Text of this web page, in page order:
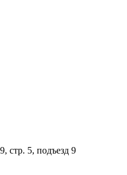
стр. 5, подъезд 9